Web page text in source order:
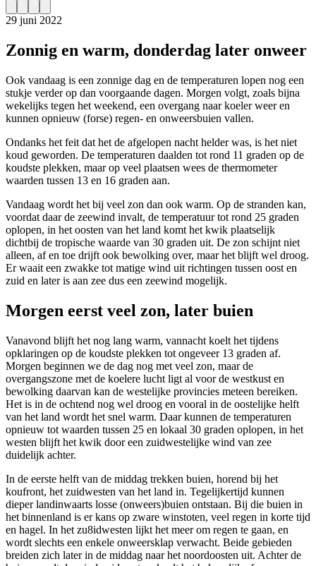
29 juni 2022
Zonnig en warm, donderdag later onweer
Ook vandaag is een zonnige dag en de temperaturen lopen nog een
stukje verder op dan voorgaande dagen. Morgen volgt, zoals bijna
wekelijks tegen het weekend, een overgang naar koeler weer en
kunnen opnieuw (forse) regen- en onweersbuien vallen.
Ondanks het feit dat het de afgelopen nacht helder was, is het niet
koud geworden. De temperaturen daalden tot rond 11 graden op de
koudste plekken, maar op veel plaatsen wees de thermometer
waarden tussen 13 en 16 graden aan.
Vandaag wordt het bij veel zon dan ook warm. Op de stranden kan,
voordat daar de zeewind invalt, de temperatuur tot rond 25 graden
oplopen, in het oosten van het land komt het kwik plaatselijk
dichtbij de tropische waarde van 30 graden uit. De zon schijnt niet
alleen, af en toe drijft ook bewolking over, maar het blijft wel droog.
Er waait een zwakke tot matige wind uit richtingen tussen oost en
zuid en later is aan zee dus een zeewind mogelijk.
Morgen eerst veel zon, later buien
Vanavond blijft het nog lang warm, vannacht koelt het tijdens
opklaringen op de koudste plekken tot ongeveer 13 graden af.
Morgen beginnen we de dag nog met veel zon, maar de
overgangszone met de koelere lucht ligt al voor de westkust en
bewolking daarvan kan de westelijke provincies meteen bereiken.
Het is in de ochtend nog wel droog en vooral in de oostelijke helft
van het land wordt het snel warm. Daar kunnen de temperaturen
opnieuw tot waarden tussen 25 en lokaal 30 graden oplopen, in het
westen blijft het kwik door een zuidwestelijke wind van zee
duidelijk achter.
In de eerste helft van de middag trekken buien, horend bij het
koufront, het zuidwesten van het land in. Tegelijkertijd kunnen
dieper landinwaarts losse (onweers)buien ontstaan. Bij die buien in
het binnenland is er kans op zware winstoten, veel regen in korte tijd
en hagel. In het zu8idwesten lijkt het meer om regen te gaan, en
wordt slechts een enkele onweersklap verwacht. Beide gebieden
breiden zich later in de middag naar het noordoosten uit. Achter de